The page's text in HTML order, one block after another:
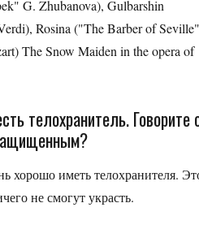
G. Zhubanova), Gulbarshin
Rosina ("The Barber of Seville"
The Snow Maiden in the opera of
телохранитель. Говорите
хорошо иметь телохранителя.
не смогут украсть.